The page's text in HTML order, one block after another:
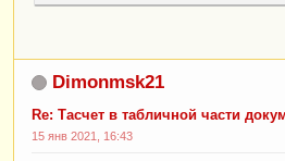
Dimonmsk21
Re: Тасчет в табличной части
15 янв 2021, 16:43